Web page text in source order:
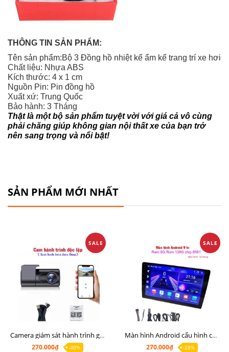
THÔNG TIN SẢN PHẨM:
Tên sản phẩm:Bộ 3 Đồng hồ nhiệt kế ẩm kế trang trí xe hơi
Chất liệu: Nhựa ABS
Kích thước: 4 x 1 cm
Nguồn Pin: Pin đồng hồ
Xuất xứ: Trung Quốc
Bảo hành: 3 Tháng
Thật là một bộ sản phẩm tuyệt vời với giá cả vô cùng
phải chăng giúp không gian nội thất xe của bạn trở
nên sang trọng và nổi bật!
SẢN PHẨM MỚI NHẤT
SALE
Camera giám sát hành trình giá rẻ, cam hành trình cho màn Android, cam hành trình kết nối điện thoại
270.000₫
-40%
SALE
Màn hình Android cấu hình cao Ram 6G Rom 128G chip 8 nhân 8581
270.000₫
-28%